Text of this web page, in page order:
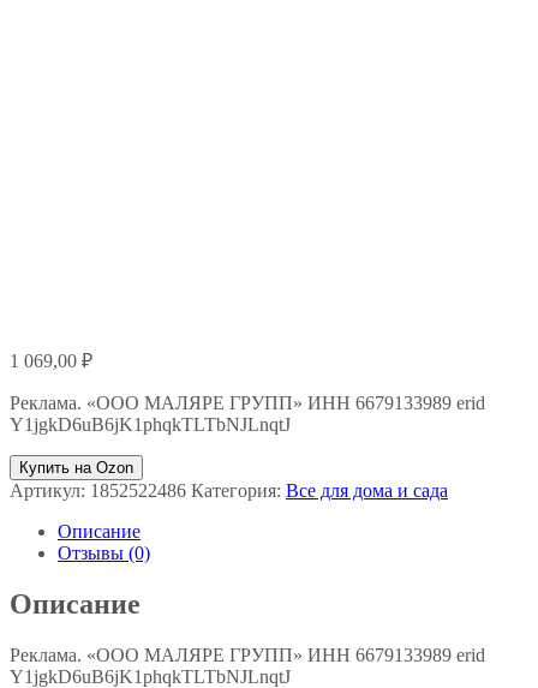
1 069,00 ₽
Реклама. «ООО МАЛЯРЕ ГРУПП» ИНН 6679133989 erid
Y1jgkD6uB6jK1phqkTLTbNJLnqtJ
Купить на Ozon
Артикул: 1852522486 Категория: Все для дома и сада
Описание
Отзывы (0)
Описание
Реклама. «ООО МАЛЯРЕ ГРУПП» ИНН 6679133989 erid
Y1jgkD6uB6jK1phqkTLTbNJLnqtJ